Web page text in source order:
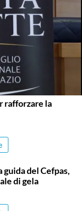
rafforzare la
del Cefpas,
di gela